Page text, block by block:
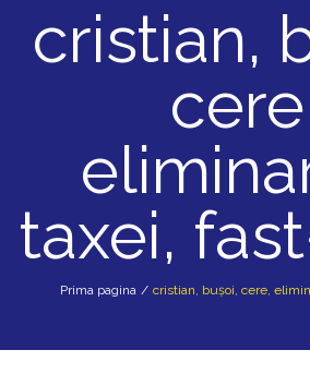
cristian,
taxei,
Prima pagina / cristian, buşoi, cere,